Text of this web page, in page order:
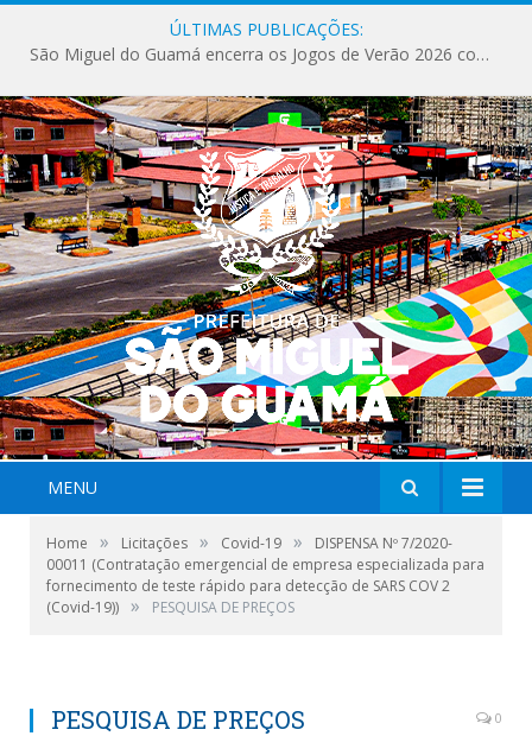
ÚLTIMAS PUBLICAÇÕES:
São Miguel do Guamá encerra os Jogos de Verão 2026 com sucesso de público e competições.
MENU
Home » Licitações » Covid-19 »
DISPENSA Nº 7/2020-
00011 (Contratação emergencial de empresa especializada para
fornecimento de teste rápido para detecção de SARS COV 2
(Covid-19)) » PESQUISA DE PREÇOS
PESQUISA DE PREÇOS 0